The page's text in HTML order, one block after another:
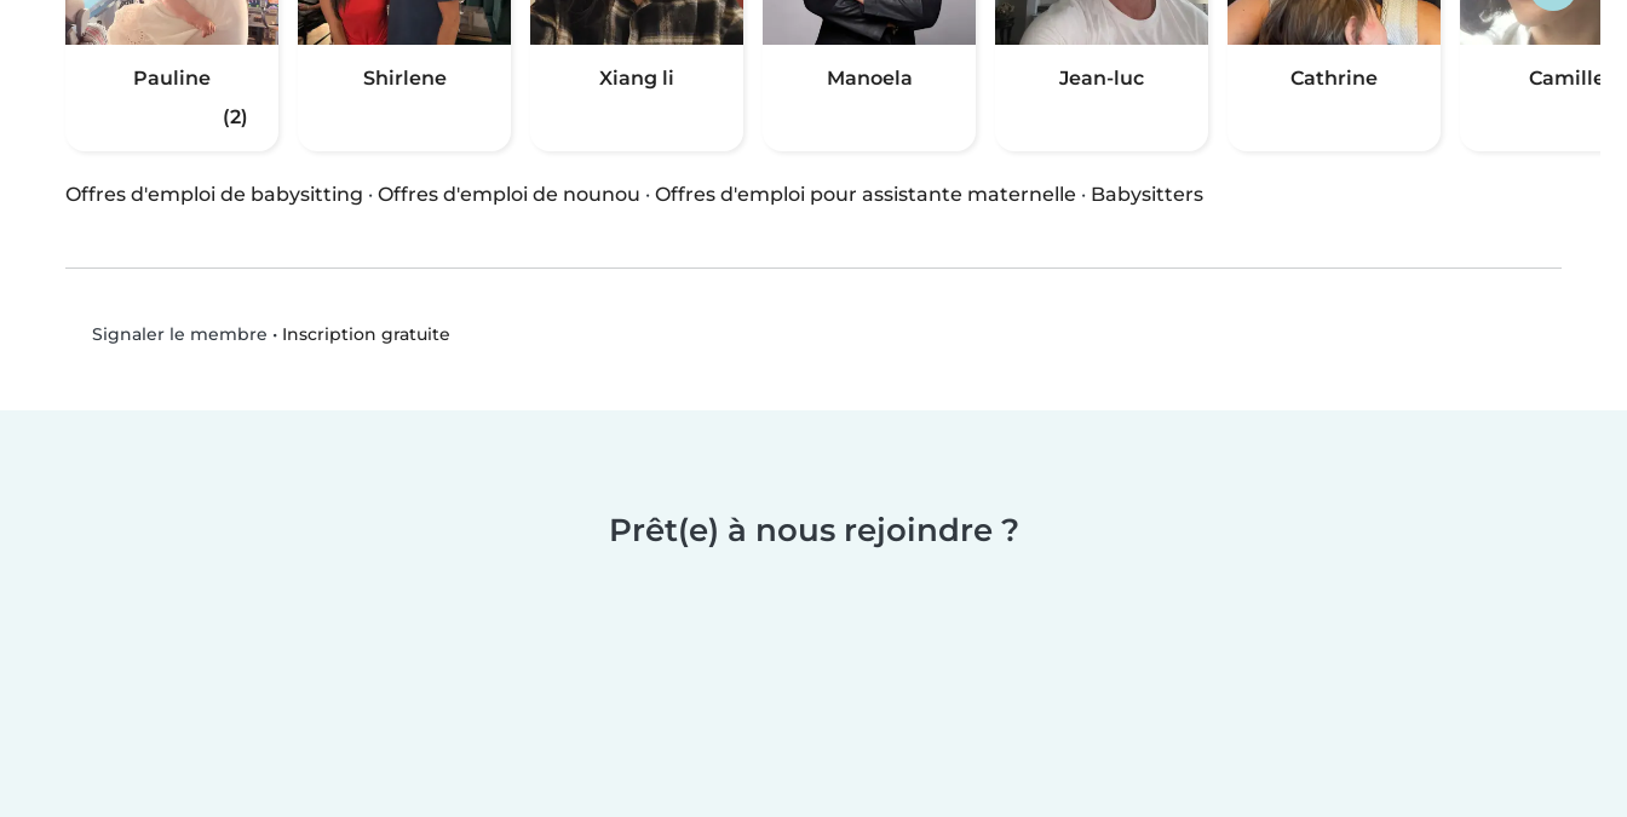
Pauline
(2)
Shirlene Xiang li Manoela Jean-luc Cathrine Camille
Offres d'emploi de babysitting · Offres d'emploi de nounou · Offres d'emploi pour assistante maternelle · Babysitters
Signaler le membre • Inscription gratuite
Prêt(e) à nous rejoindre ?